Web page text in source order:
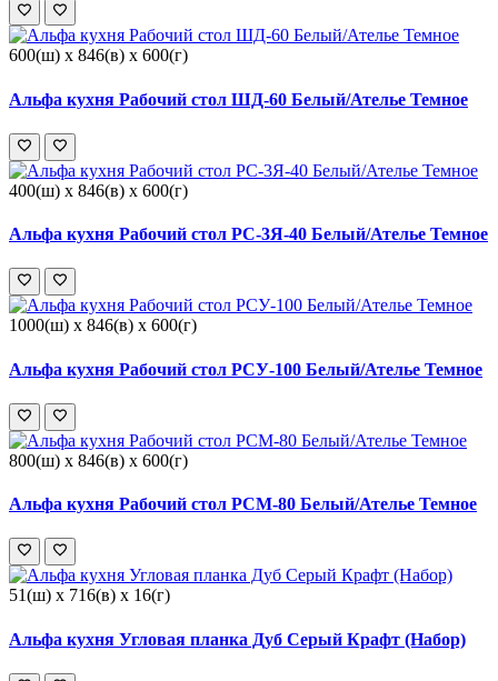
600(ш) x 846(в) x 600(г)
Альфа кухня Рабочий стол ШД-60 Белый/Ателье Темное
400(ш) x 846(в) x 600(г)
Альфа кухня Рабочий стол РС-3Я-40 Белый/Ателье Темное
1000(ш) x 846(в) x 600(г)
Альфа кухня Рабочий стол РСУ-100 Белый/Ателье Темное
800(ш) x 846(в) x 600(г)
Альфа кухня Рабочий стол РСМ-80 Белый/Ателье Темное
51(ш) x 716(в) x 16(г)
Альфа кухня Угловая планка Дуб Серый Крафт (Набор)